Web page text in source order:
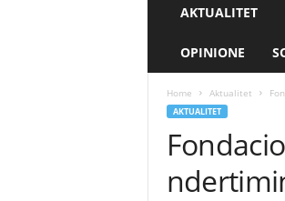
AKTUALITET
OPINIONE
Home Aktualitet
AKTUALITET